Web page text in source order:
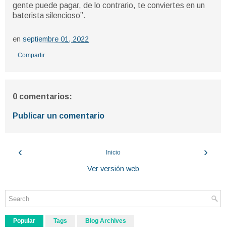
gente puede pagar, de lo contrario, te conviertes en un
baterista silencioso”.
en septiembre 01, 2022
Compartir
0 comentarios:
Publicar un comentario
‹ ›
Inicio
Ver versión web
Popular Tags Blog Archives